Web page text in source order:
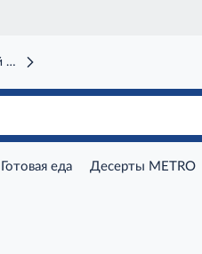
Готовая еда Десерты METRO